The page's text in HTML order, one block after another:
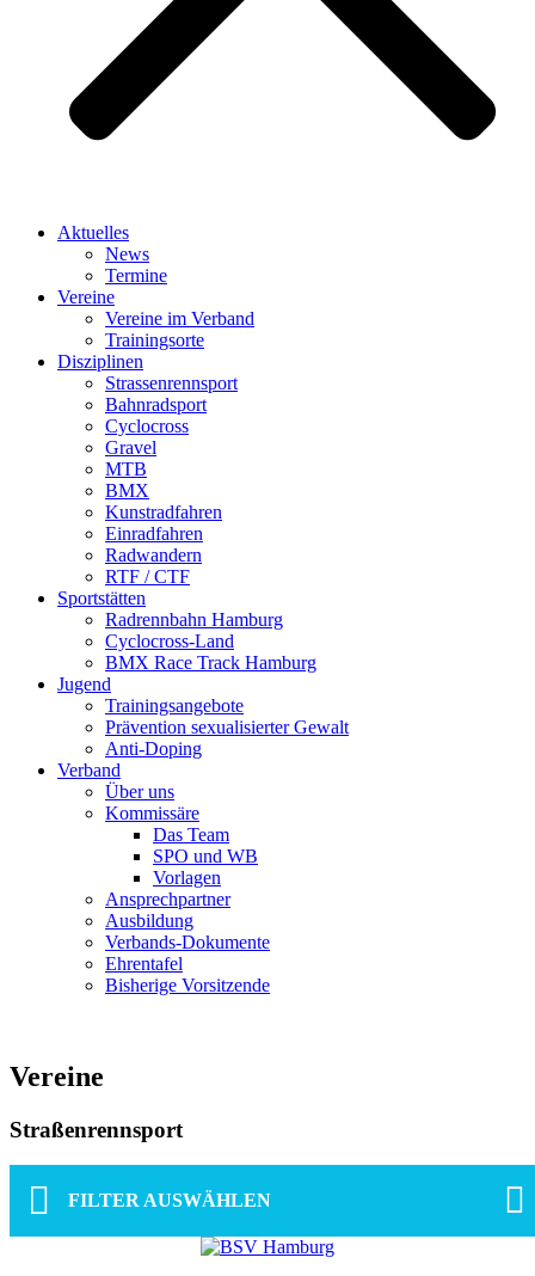
Aktuelles
News
Termine
Vereine
Vereine im Verband
Trainingsorte
Disziplinen
Strassen­rennsport
Bahnrad­sport
Cyclocross
Gravel
MTB
BMX
Kunstradfahren
Einradfahren
Radwandern
RTF / CTF
Sportstätten
Radrennbahn Hamburg
Cyclocross-Land
BMX Race Track Hamburg
Jugend
Trainingsangebote
Prävention sexualisierter Gewalt
Anti-Doping
Verband
Über uns
Kommissäre
Das Team
SPO und WB
Vorlagen
Ansprechpartner
Ausbildung
Verbands-Dokumente
Ehrentafel
Bisherige Vorsitzende
Vereine
Straßenrennsport
FILTER AUSWÄHLEN